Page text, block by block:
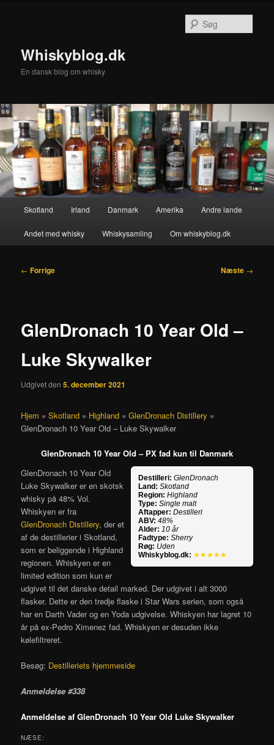
Whiskyblog.dk
En dansk blog om whisky
Skotland Irland Danmark Amerika Andre lande
Andet med whisky Whiskysamling Om whiskyblog.dk
Indlægsnavigation
← Forrige Næste →
GlenDronach 10 Year Old –
Luke Skywalker
Udgivet den5. december 2021
Hjem »Skotland » Highland »GlenDronach Distillery »
GlenDronach 10 Year Old – Luke Skywalker
GlenDronach 10 Year Old – PX fad kun til Danmark
Destilleri: GlenDronach
Land: Skotland
Region: Highland
Type: Single malt
Aftapper: Destilleri
ABV: 48%
Alder: 10 år
Fadtype: Sherry
Røg: Uden
Whiskyblog.dk: ★★★★★
GlenDronach 10 Year Old
Luke Skywalker er en skotsk
whisky på 48% Vol.
Whiskyen er fra
GlenDronach Distillery, der et
af de destillerier i Skotland,
som er beliggende i Highland
regionen. Whiskyen er en
limited edition som kun er
udgivet til det danske detail marked. Der udgivet i alt 3000
flasker. Dette er den tredje flaske i Star Wars serien, som også
har en Darth Vader og en Yoda udgivelse. Whiskyen har lagret 10
år på ex-Pedro Ximenez fad. Whiskyen er desuden ikke
kølefiltreret.
Besøg: Destilleriets hjemmeside
Anmeldelse #338
Anmeldelse af GlenDronach 10 Year Old Luke Skywalker
NÆSE: